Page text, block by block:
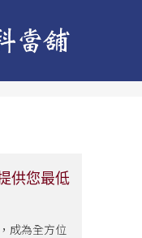
供您最低
成為全方位